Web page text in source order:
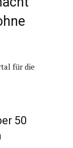
für die
50